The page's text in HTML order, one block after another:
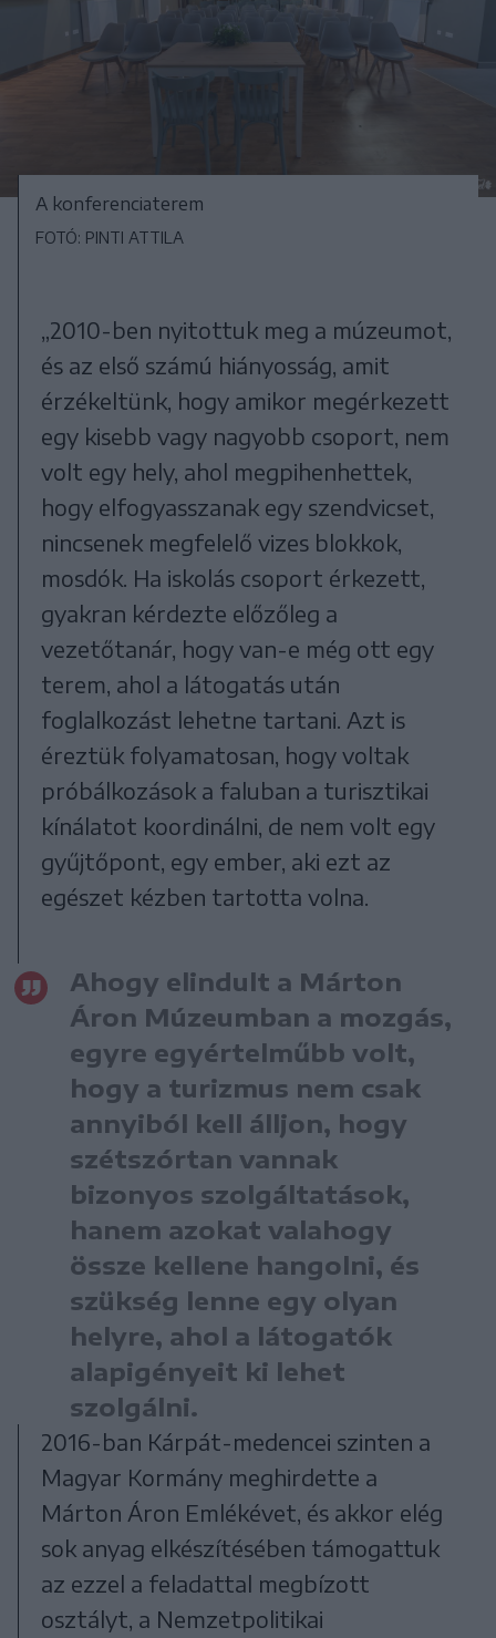
A konferenciaterem
FOTÓ: PINTI ATTILA
„2010-ben nyitottuk meg a múzeumot,
és az első számú hiányosság, amit
érzékeltünk, hogy amikor megérkezett
egy kisebb vagy nagyobb csoport, nem
volt egy hely, ahol megpihenhettek,
hogy elfogyasszanak egy szendvicset,
nincsenek megfelelő vizes blokkok,
mosdók. Ha iskolás csoport érkezett,
gyakran kérdezte előzőleg a
vezetőtanár, hogy van-e még ott egy
terem, ahol a látogatás után
foglalkozást lehetne tartani. Azt is
éreztük folyamatosan, hogy voltak
próbálkozások a faluban a turisztikai
kínálatot koordinálni, de nem volt egy
gyűjtőpont, egy ember, aki ezt az
egészet kézben tartotta volna.
Ahogy elindult a Márton
Áron Múzeumban a mozgás,
egyre egyértelműbb volt,
hogy a turizmus nem csak
annyiból kell álljon, hogy
szétszórtan vannak
bizonyos szolgáltatások,
hanem azokat valahogy
össze kellene hangolni, és
szükség lenne egy olyan
helyre, ahol a látogatók
alapigényeit ki lehet
szolgálni.
2016-ban Kárpát-medencei szinten a
Magyar Kormány meghirdette a
Márton Áron Emlékévet, és akkor elég
sok anyag elkészítésében támogattuk
az ezzel a feladattal megbízott
osztályt, a Nemzetpolitikai